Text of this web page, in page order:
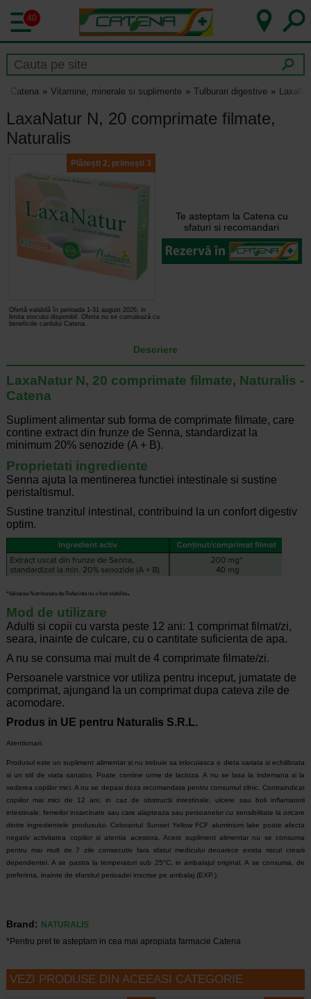
40
Catena Vitamine, minerale si suplimente Tulburari digestive
LaxaNatur N, 20 comprimate filmate,
Naturalis
Plătești 2, primești 3
Ofertă valabilă în perioada 1-31 august 2026, in
limita stocului disponibil. Oferta nu se cumulează cu
beneficiile cardului Catena.
Te asteptam la Catena cu
sfaturi si recomandari
Descriere
LaxaNatur N, 20 comprimate filmate, Naturalis -
Catena
Supliment alimentar sub forma de comprimate filmate, care
contine extract din frunze de Senna, standardizat la
minimum 20% senozide (A + B).
Proprietati ingrediente
Senna ajuta la mentinerea functiei intestinale si sustine
peristaltismul.
Sustine tranzitul intestinal, contribuind la un confort digestiv
optim.
*Valoarea Nutritionala de Referinta nu a fost stabilita.
Mod de utilizare
Adulti si copii cu varsta peste 12 ani: 1 comprimat filmat/zi,
seara, inainte de culcare, cu o cantitate suficienta de apa.
A nu se consuma mai mult de 4 comprimate filmate/zi.
Persoanele varstnice vor utiliza pentru inceput, jumatate de
comprimat, ajungand la un comprimat dupa cateva zile de
acomodare.
Produs in UE pentru Naturalis S.R.L.
Atentionari:
Produsul este un supliment alimentar si nu trebuie sa inlocuiasca o dieta variata si echilibrata
si un stil de viata sanatos.
Poate contine urme de lactoza.A nu se lasa la indemana si la
vederea copiilor mici.A nu se depasi doza recomandata pentru consumul zilnic.Contraindicat
copiilor mai mici de 12 ani, in caz de obstructii intestinale, ulcere sau boli inflamatorii
intestinale, femeilor insarcinate sau care alapteaza sau persoanelor cu sensibilitate la oricare
dintre ingredientele produsului.Colorantul Sunset Yellow FCF aluminium lake poate afecta
negativ activitatea copiilor si atentia acestora.Acest supliment alimentar nu se consuma
pentru mai mult de 7 zile consecutiv fara sfatul medicului deoarece exista riscul crearii
dependentei.A se pastra la temperaturi sub 25°C, in ambalajul original.A se consuma, de
preferinta, inainte de sfarsitul perioadei inscrise pe ambalaj (EXP.).
Brand: NATURALIS
*Pentru pret te asteptam in cea mai apropiata farmacie Catena
VEZI PRODUSE DIN ACEEASI CATEGORIE